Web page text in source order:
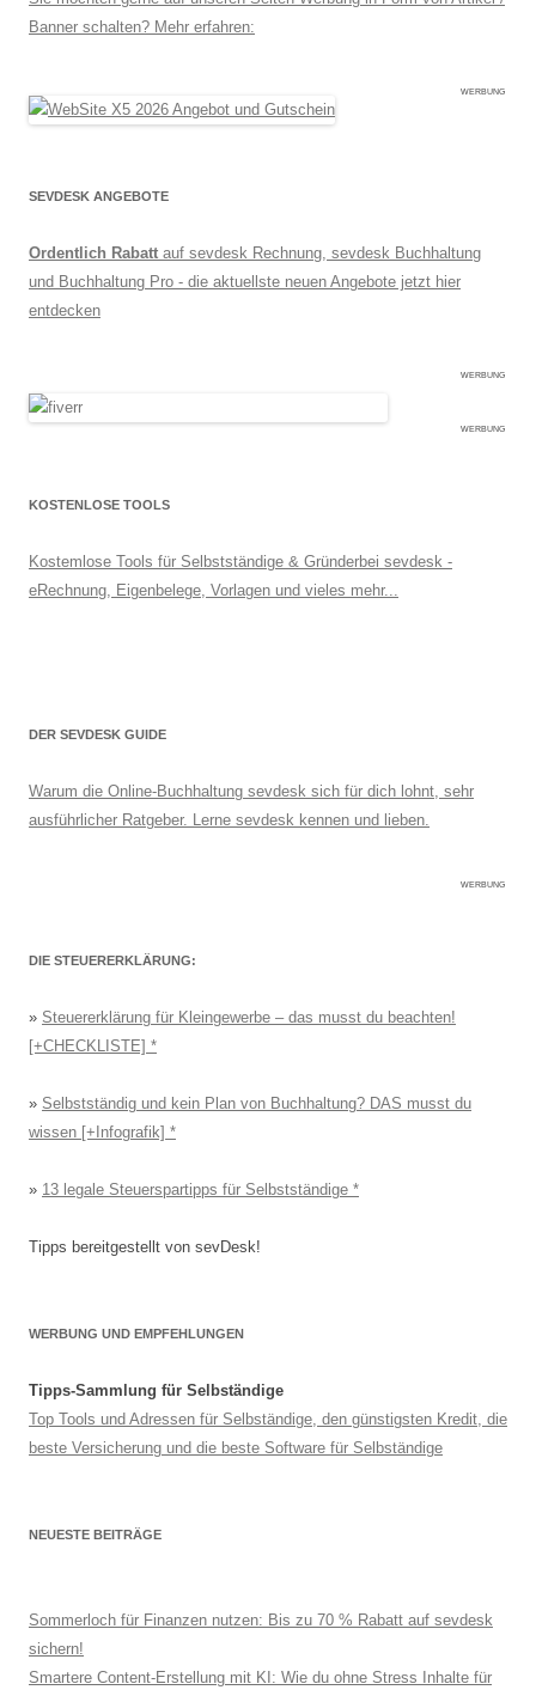
Banner schalten? Mehr erfahren:
WERBUNG
SEVDESK ANGEBOTE
Ordentlich Rabatt auf sevdesk Rechnung, sevdesk Buchhaltung
und Buchhaltung Pro - die aktuellste neuen Angebote jetzt hier
entdecken
WERBUNG
WERBUNG
KOSTENLOSE TOOLS
Kostemlose Tools für Selbstständige & Gründerbei sevdesk -
eRechnung, Eigenbelege, Vorlagen und vieles mehr...
DER SEVDESK GUIDE
Warum die Online-Buchhaltung sevdesk sich für dich lohnt, sehr
ausführlicher Ratgeber. Lerne sevdesk kennen und lieben.
WERBUNG
DIE STEUERERKLÄRUNG:
» Steuererklärung für Kleingewerbe – das musst du beachten!
[+CHECKLISTE]
» Selbstständig und kein Plan von Buchhaltung? DAS musst du
wissen [+Infografik]
» 13 legale Steuerspartipps für Selbstständige
Tipps bereitgestellt von sevDesk!
WERBUNG UND EMPFEHLUNGEN
Tipps-Sammlung für Selbständige
Top Tools und Adressen für Selbständige, den günstigsten Kredit, die
beste Versicherung und die beste Software für Selbständige
NEUESTE BEITRÄGE
Sommerloch für Finanzen nutzen: Bis zu 70 % Rabatt auf sevdesk
sichern!
Smartere Content-Erstellung mit KI: Wie du ohne Stress Inhalte für